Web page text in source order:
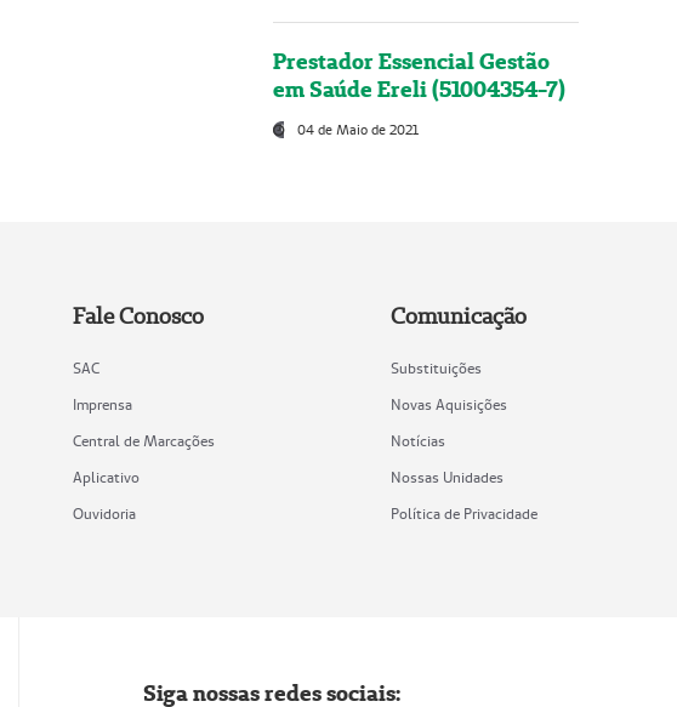
Prestador Essencial Gestão
em Saúde Ereli (51004354-7)
04 de Maio de 2021
Fale Conosco
SAC
Imprensa
Central de Marcações
Aplicativo
Ouvidoria
Comunicação
Substituições
Novas Aquisições
Notícias
Nossas Unidades
Política de Privacidade
Siga nossas redes sociais: